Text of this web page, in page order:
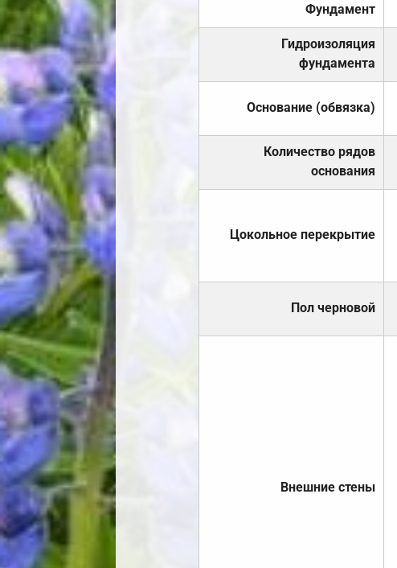
Фундамент
Гидроизоляция
фундамента
Основание (обвязка)
Количество рядов
основания
Цокольное перекрытие
Пол черновой
Внешние стены